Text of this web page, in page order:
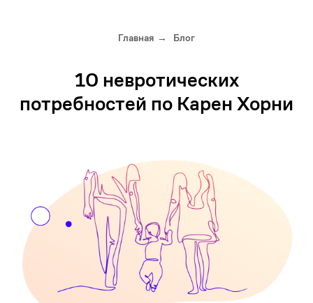
Главная → Блог
10 невротических
потребностей по Карен Хорни